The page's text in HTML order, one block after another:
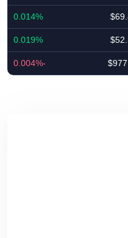
0.014%
0.019%
-0.004%